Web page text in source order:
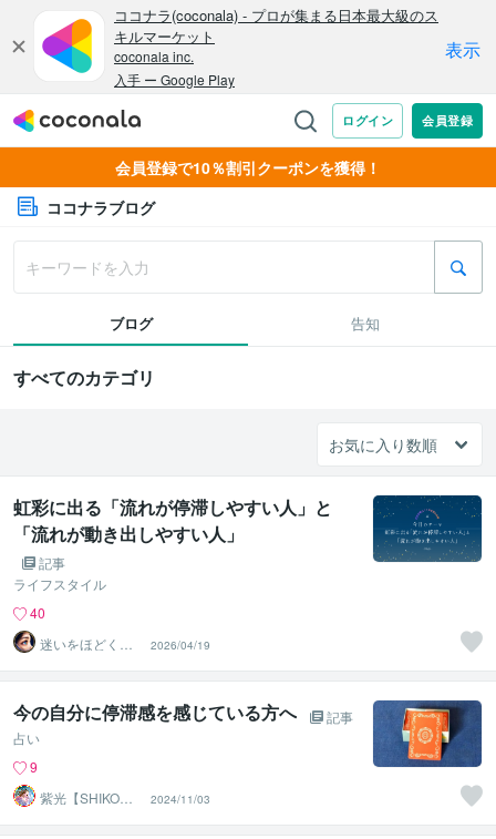
会員登録で10％割引クーポンを獲得！
ココナラブログ
ブログ 告知
すべてのカテゴリ
虹彩に出る「流れが停滞しやすい人」と
「流れが動き出しやすい人」
記事
ライフスタイル
40
迷いをほどく
『瞳』の分析士
｜ Nagi
2026/04/19
今の自分に停滞感を感じている方へ
記事
占い
9
紫光【SHIKO】
遠隔透視鑑定士
2024/11/03